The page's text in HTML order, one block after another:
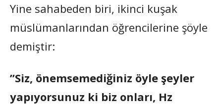
Yine sahabeden biri, ikinci kuşak
müslümanlarından öğrencilerine şöyle
demiştir:
”Siz, önemsemediğiniz öyle şeyler
yapıyorsunuz ki biz onları, Hz